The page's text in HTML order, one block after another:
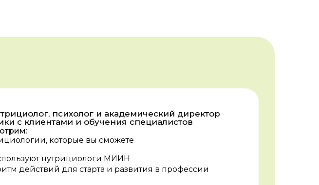
психолог и академический директор
с клиентами и обучения специалистов
которые вы сможете
нутрициологи МИИН
действий для старта и развития в профессии